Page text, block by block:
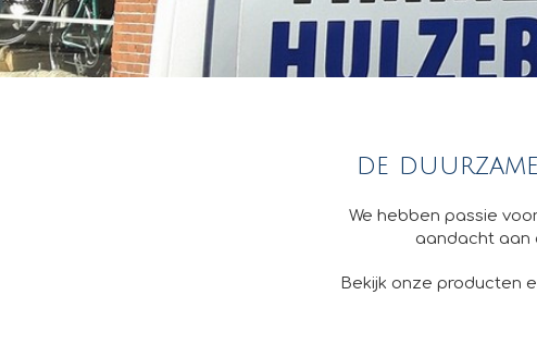
de
We hebben passie
aandacht aan
Bekijk onze producten